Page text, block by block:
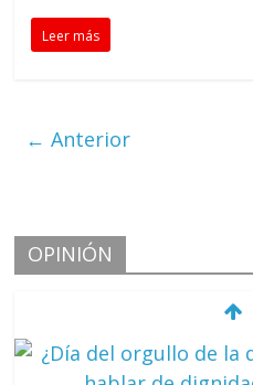
Leer más
← Anterior
OPINIÓN